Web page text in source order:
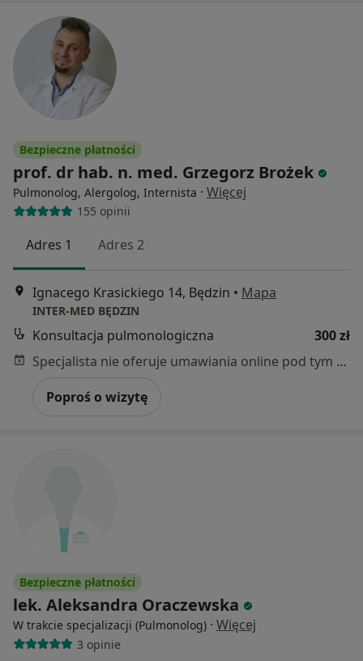
Bezpieczne płatności
prof. dr hab. n. med. Grzegorz Brożek
Pulmonolog, Alergolog, Internista · Więcej
155 opinii
Adres 1 Adres 2
Ignacego Krasickiego 14, Będzin • Mapa
INTER-MED BĘDZIN
Konsultacja pulmonologiczna
300 zł
Specjalista nie oferuje umawiania online pod tym adresem.
Poproś o wizytę
Bezpieczne płatności
lek. Aleksandra Oraczewska
W trakcie specjalizacji (Pulmonolog) · Więcej
3 opinie